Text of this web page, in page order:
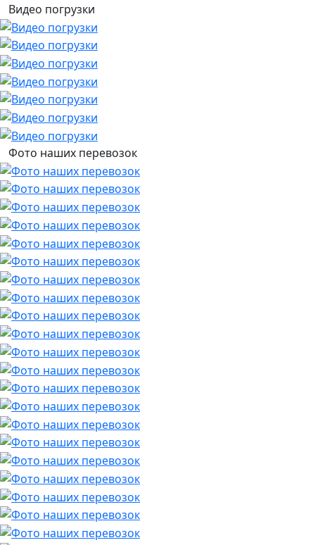
Видео погрузки
Фото наших перевозок